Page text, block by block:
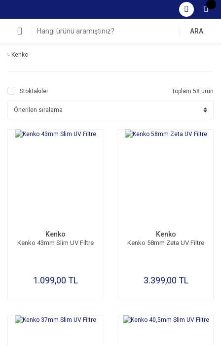
ARA
Kenko
Stoktakiler Toplam 58 ürün
Kenko
Kenko 43mm Slim UV Filtre
1.099,00 TL
Kenko
Kenko 58mm Zeta UV Filtre
3.399,00 TL